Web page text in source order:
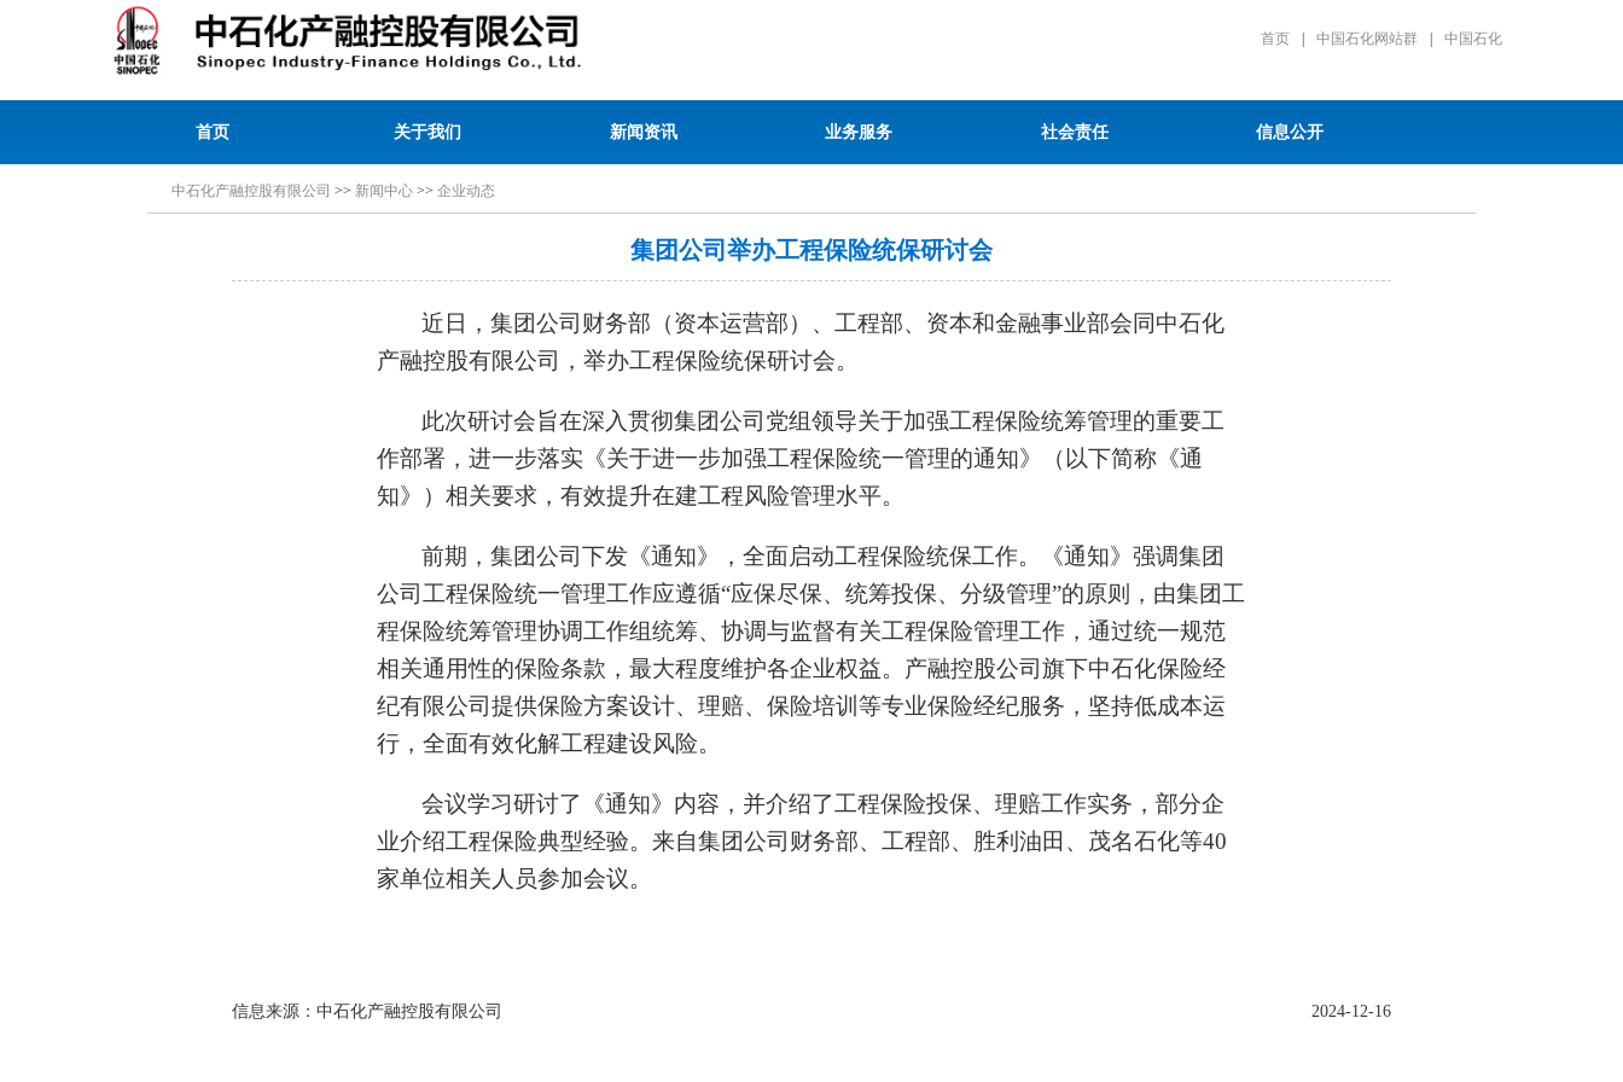
首页 中国石化网站群 中国石化
首页 关于我们 新闻资讯 业务服务 社会责任 信息公开
中石化产融控股有限公司 >> 新闻中心 >> 企业动态
集团公司举办工程保险统保研讨会
近日，集团公司财务部（资本运营部）、工程部、资本和金融事业部会同中石化
产融控股有限公司，举办工程保险统保研讨会。
此次研讨会旨在深入贯彻集团公司党组领导关于加强工程保险统筹管理的重要工
作部署，进一步落实《关于进一步加强工程保险统一管理的通知》（以下简称《通
知》）相关要求，有效提升在建工程风险管理水平。
前期，集团公司下发《通知》，全面启动工程保险统保工作。《通知》强调集团
公司工程保险统一管理工作应遵循“应保尽保、统筹投保、分级管理”的原则，由集团工
程保险统筹管理协调工作组统筹、协调与监督有关工程保险管理工作，通过统一规范
相关通用性的保险条款，最大程度维护各企业权益。产融控股公司旗下中石化保险经
纪有限公司提供保险方案设计、理赔、保险培训等专业保险经纪服务，坚持低成本运
行，全面有效化解工程建设风险。
会议学习研讨了《通知》内容，并介绍了工程保险投保、理赔工作实务，部分企
业介绍工程保险典型经验。来自集团公司财务部、工程部、胜利油田、茂名石化等40
家单位相关人员参加会议。
信息来源： 中石化产融控股有限公司 2024-12-16